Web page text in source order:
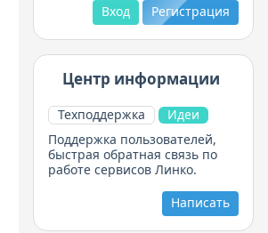
Регистрация
Вход
Центр информации
Техподдержка
Идеи
Поддержка пользователей,
быстрая обратная связь по
работе сервисов Линко.
Написать